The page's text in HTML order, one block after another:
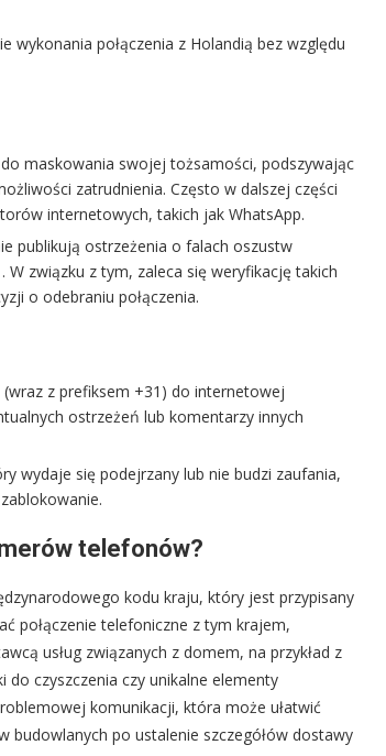
wykonania połączenia z Holandią bez względu
maskowania swojej tożsamości, podszywając
zatrudnienia. Często w dalszej części
internetowych, takich jak WhatsApp.
publikują ostrzeżenia o falach oszustw
W związku z tym, zaleca się weryfikację takich
o odebraniu połączenia.
z prefiksem +31) do internetowej
ostrzeżeń lub komentarzy innych
wydaje się podejrzany lub nie budzi zaufania,
telefonów?
kodu kraju, który jest przypisany
połączenie telefoniczne z tym krajem,
usług związanych z domem, na przykład z
czyszczenia czy unikalne elementy
komunikacji, która może ułatwić
budowlanych po ustalenie szczegółów dostawy